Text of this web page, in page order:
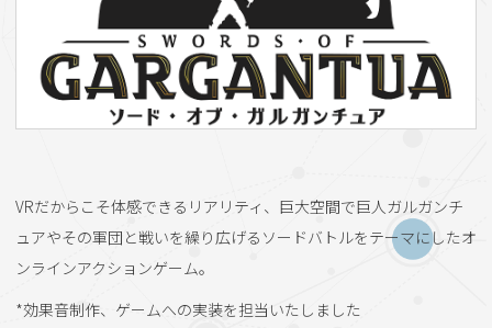
VRだからこそ体感できるリアリティ、巨大空間で巨人ガルガンチ
ュアやその軍団と戦いを繰り広げるソードバトルをテーマにしたオ
ンラインアクションゲーム。
*効果音制作、ゲームへの実装を担当いたしました